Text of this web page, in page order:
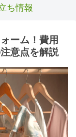
ち情報
ーム！費用
意点を解説